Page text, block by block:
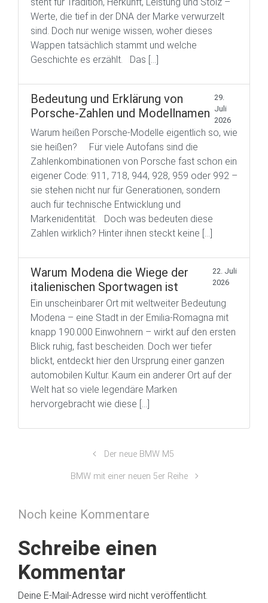
Werte, die tief in der DNA der Marke verwurzelt
sind. Doch nur wenige wissen, woher dieses
Wappen tatsächlich stammt und welche
Geschichte es erzählt. Das […]
Bedeutung und Erklärung von
Porsche-Zahlen und Modellnamen
29.
Juli
2026
Warum heißen Porsche-Modelle eigentlich so, wie
sie heißen? Für viele Autofans sind die
Zahlenkombinationen von Porsche fast schon ein
eigener Code: 911, 718, 944, 928, 959 oder 992 –
sie stehen nicht nur für Generationen, sondern
auch für technische Entwicklung und
Markenidentität. Doch was bedeuten diese
Zahlen wirklich? Hinter ihnen steckt keine […]
Warum Modena die Wiege der
italienischen Sportwagen ist
22. Juli
2026
Ein unscheinbarer Ort mit weltweiter Bedeutung
Modena – eine Stadt in der Emilia-Romagna mit
knapp 190.000 Einwohnern – wirkt auf den ersten
Blick ruhig, fast bescheiden. Doch wer tiefer
blickt, entdeckt hier den Ursprung einer ganzen
automobilen Kultur. Kaum ein anderer Ort auf der
Welt hat so viele legendäre Marken
hervorgebracht wie diese […]
Der neue BMW M5
BMW mit einer neuen 5er Reihe
Noch keine Kommentare
Schreibe einen
Kommentar
Deine E-Mail-Adresse wird nicht veröffentlicht.